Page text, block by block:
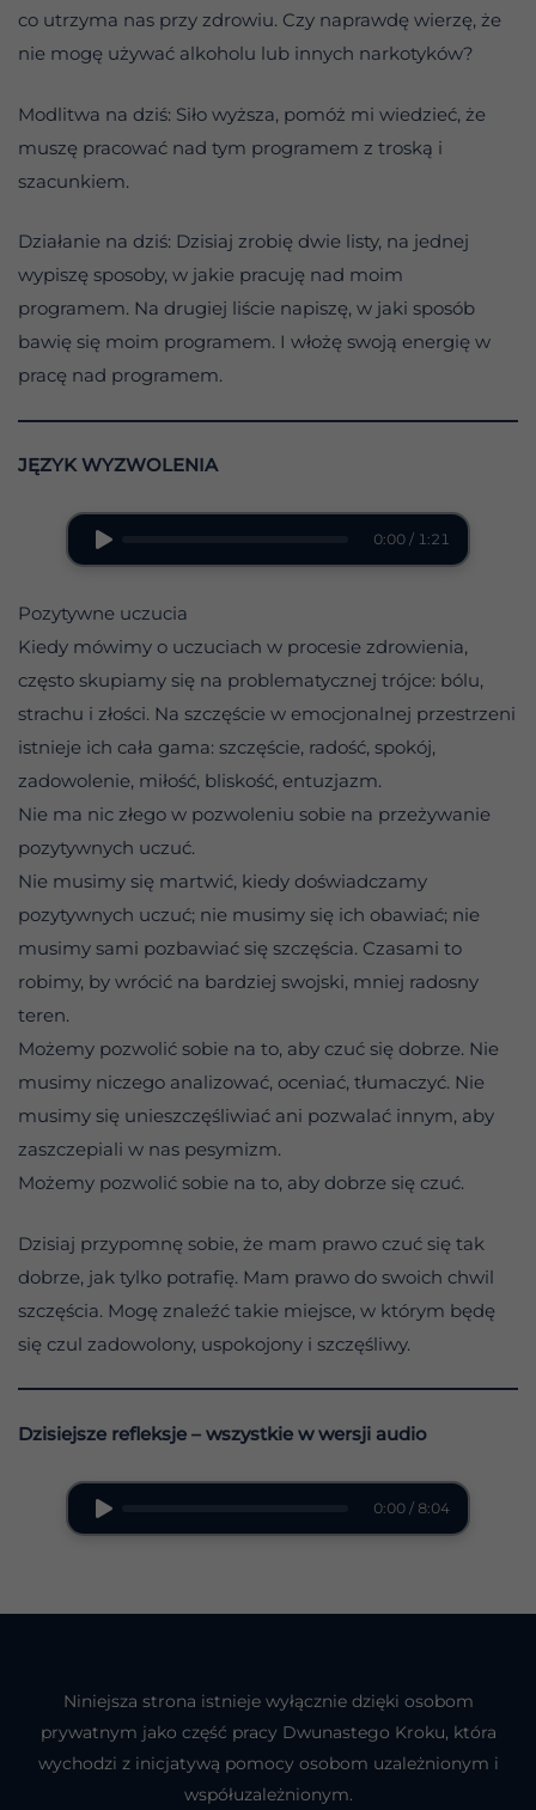
co utrzyma nas przy zdrowiu. Czy naprawdę wierzę, że
nie mogę używać alkoholu lub innych narkotyków?
Modlitwa na dziś: Siło wyższa, pomóż mi wiedzieć, że
muszę pracować nad tym programem z troską i
szacunkiem.
Działanie na dziś: Dzisiaj zrobię dwie listy, na jednej
wypiszę sposoby, w jakie pracuję nad moim
programem. Na drugiej liście napiszę, w jaki sposób
bawię się moim programem. I włożę swoją energię w
pracę nad programem.
JĘZYK WYZWOLENIA
0:00 / 1:21
Pozytywne uczucia
Kiedy mówimy o uczuciach w procesie zdrowienia,
często skupiamy się na problematycznej trójce: bólu,
strachu i złości. Na szczęście w emocjonalnej przestrzeni
istnieje ich cała gama: szczęście, radość, spokój,
zadowolenie, miłość, bliskość, entuzjazm.
Nie ma nic złego w pozwoleniu sobie na przeżywanie
pozytywnych uczuć.
Nie musimy się martwić, kiedy doświadczamy
pozytywnych uczuć; nie musimy się ich obawiać; nie
musimy sami pozbawiać się szczęścia. Czasami to
robimy, by wrócić na bardziej swojski, mniej radosny
teren.
Możemy pozwolić sobie na to, aby czuć się dobrze. Nie
musimy niczego analizować, oceniać, tłumaczyć. Nie
musimy się unieszczęśliwiać ani pozwalać innym, aby
zaszczepiali w nas pesymizm.
Możemy pozwolić sobie na to, aby dobrze się czuć.
Dzisiaj przypomnę sobie, że mam prawo czuć się tak
dobrze, jak tylko potrafię. Mam prawo do swoich chwil
szczęścia. Mogę znaleźć takie miejsce, w którym będę
się czul zadowolony, uspokojony i szczęśliwy.
Dzisiejsze refleksje – wszystkie w wersji audio
0:00 / 8:04
Niniejsza strona istnieje wyłącznie dzięki osobom
prywatnym jako część pracy Dwunastego Kroku, która
wychodzi z inicjatywą pomocy osobom uzależnionym i
współuzależnionym.